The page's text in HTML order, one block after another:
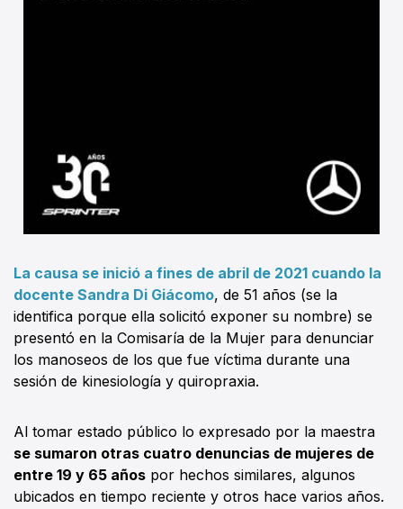
La causa se inició a fines de abril de 2021 cuando la
docente Sandra Di Giácomo, de 51 años (se la
identifica porque ella solicitó exponer su nombre) se
presentó en la Comisaría de la Mujer para denunciar
los manoseos de los que fue víctima durante una
sesión de kinesiología y quiropraxia.
Al tomar estado público lo expresado por la maestra
se sumaron otras cuatro denuncias de mujeres de
entre 19 y 65 años por hechos similares, algunos
ubicados en tiempo reciente y otros hace varios años.